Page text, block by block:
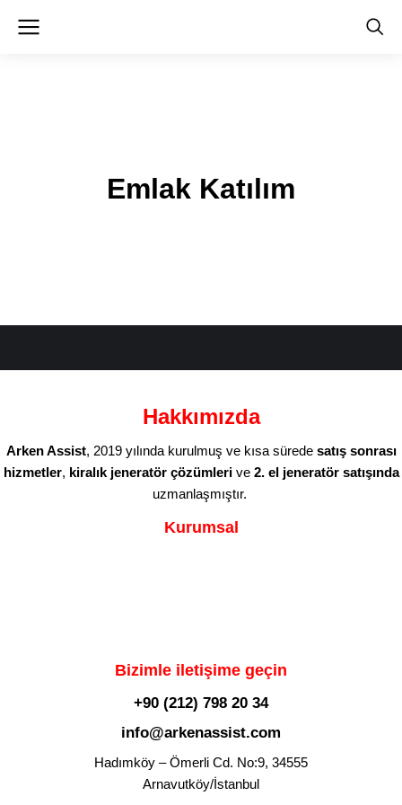
Emlak Katılım
Hakkımızda
Arken Assist, 2019 yılında kurulmuş ve kısa sürede satış sonrası
hizmetler, kiralık jeneratör çözümlerive 2. el jeneratör satışında
uzmanlaşmıştır.
Kurumsal
Bizimle iletişime geçin
+90 (212) 798 20 34
info@arkenassist.com
Hadımköy – Ömerli Cd. No:9, 34555
Arnavutköy/İstanbul